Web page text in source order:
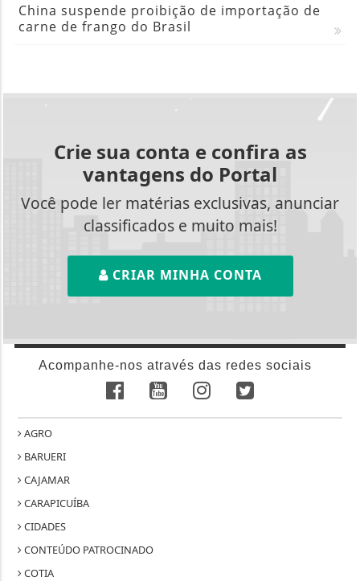
China suspende proibição de importação de
carne de frango do Brasil
Crie sua conta e confira as
vantagens do Portal
Você pode ler matérias exclusivas, anunciar
classificados e muito mais!
CRIAR MINHA CONTA
Acompanhe-nos através das redes sociais
AGRO
BARUERI
CAJAMAR
CARAPICUÍBA
CIDADES
CONTEÚDO PATROCINADO
COTIA